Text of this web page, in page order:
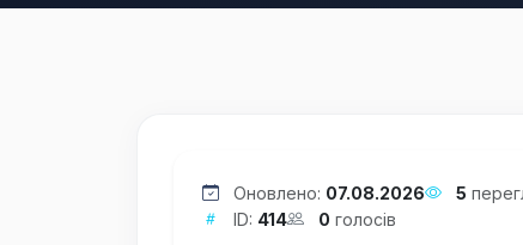
Оновлено: 07.08.2026 5
ID: 414 0 голосів